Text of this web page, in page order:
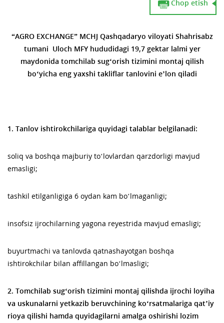
Chop etish
“AGRO EXCHANGE” MCHJ Qashqadaryo viloyati Shahrisabz
tumani Uloch MFY hududidagi 19,7gektar lalmi yer
maydonida tomchilab sug‘orish tizimini montaj qilish
bo‘yicha eng yaxshi takliflar tanlovini eʼlon qiladi
1. Tanlov ishtirokchilariga quyidagi talablar belgilanadi:
soliq va boshqa majburiy to‘lovlardan qarzdorligi mavjud
emasligi;
tashkil etilganligiga 6 oydan kam bo‘lmaganligi;
insofsiz ijrochilarning yagona reyestrida mavjud emasligi;
buyurtmachi va tanlovda qatnashayotgan boshqa
ishtirokchilar bilan affillangan bo‘lmasligi;
2. Tomchilab sug‘orish tizimini montaj qilishda ijrochi loyiha
va uskunalarni yetkazib beruvchining ko‘rsatmalariga qat’iy
rioya qilishi hamda quyidagilarni amalga oshirishi lozim